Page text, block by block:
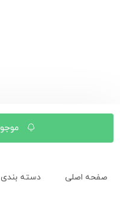
صفحه اصلی دسته بندی